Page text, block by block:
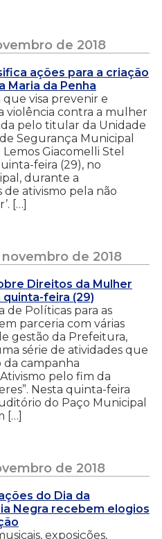
de 2018
ações para a criação
Maria da Penha
visa prevenir e
violência contra a mulher
pelo titular da Unidade
Segurança Municipal
Giacomelli Stel
feira (29), no
durante a
de ativismo pela não
[…]
de 2018
Direitos da Mulher
quinta-feira (29)
de Políticas para as
parceria com várias
gestão da Prefeitura,
série de atividades que
campanha
pelo fim da
Nesta quinta-feira
do Paço Municipal
[…]
de 2018
do Dia da
Negra recebem elogios
exposições,